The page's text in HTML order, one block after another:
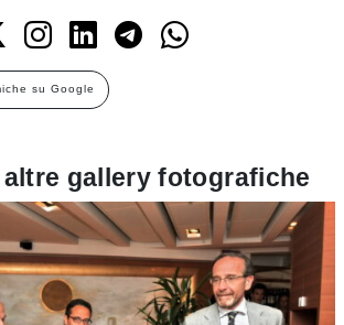
su Google
altre gallery fotografiche